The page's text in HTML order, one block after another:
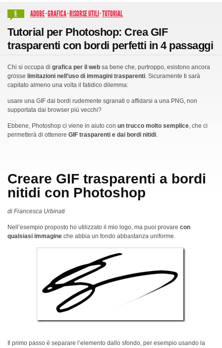
6 ADOBE·GRAFICA·RISORSE UTILI·TUTORIAL
Tutorial per Photoshop: Crea GIF
trasparenti con bordi perfetti in 4 passaggi
Chi si occupa di grafica per il web sa bene che, purtroppo, esistono ancora
grosse limitazioni nell’uso di immagini trasparenti. Sicuramente ti sarà
capitato almeno una volta il fatidico dilemma:
usare una GIF dai bordi rudemente sgranati o affidarsi a una PNG, non
supportata dai browser più vecchi?
Ebbene, Photoshop ci viene in aiuto con un trucco molto semplice, che ci
permetterà di ottenere GIF trasparenti e dai bordi nitidi.
Creare GIF trasparenti a bordi
nitidi con Photoshop
di Francesca Urbinati
Nell’esempio proposto ho utilizzato il mio logo, ma puoi provare con
qualsiasi immagine che abbia un fondo abbastanza uniforme.
Il primo passo è separare l’elemento dallo sfondo, per esempio usando la